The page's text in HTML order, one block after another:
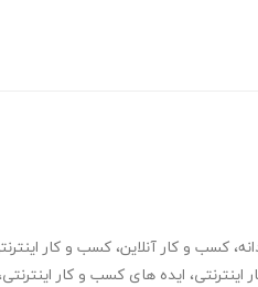
، کسب و کار آنلاین، کسب و کار
اینترنتی، ایده های کسب و کار اینترنتی،